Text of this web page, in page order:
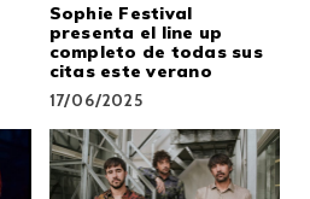
Sophie Festival
presenta el line up
completo de todas sus
citas este verano
17/06/2025